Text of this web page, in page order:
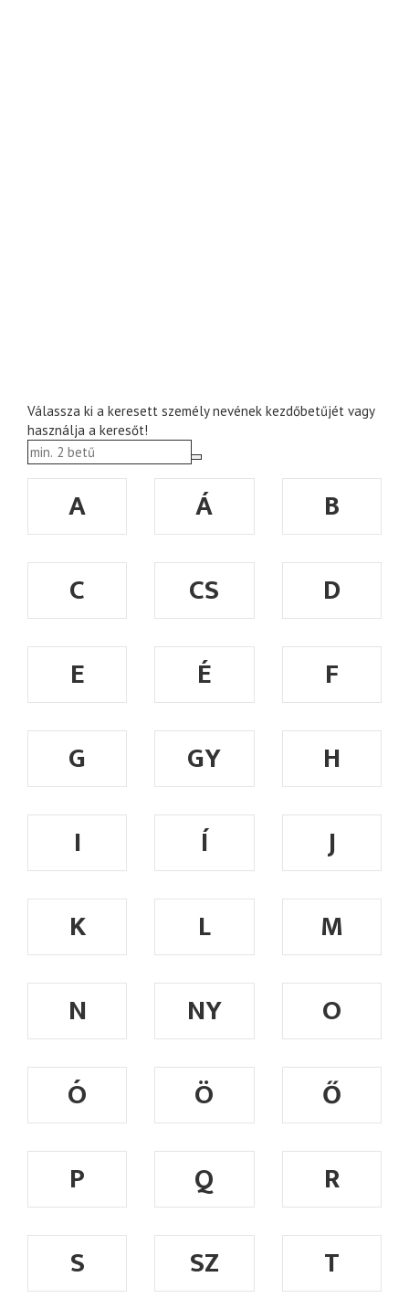
Válassza ki a keresett személy nevének kezdőbetűjét vagy
használja a keresőt!
A Á
B
C
CS
D
E
É
F
G
GY
H
I
Í
J
K
L
M
N
NY
O
Ó
Ö
Ő
P
Q
R
S
SZ T